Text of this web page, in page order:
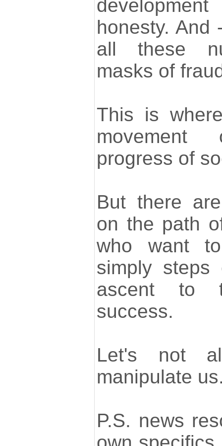
honesty. And
all these
masks of
This is
progress of
But there
on the path
who want
simply
ascent to
success.
Let's not
manipulate
P.S. news